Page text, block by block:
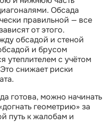
Обсада
правильной — все
от этого.
обсадой и стеной
и брусом
утеплителем с учётом
снижает риски
готова, можно начинать
геометрию» за
путь к жалобам и